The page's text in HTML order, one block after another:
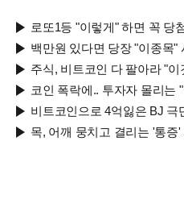
로또1등 "이렇게" 하면 꼭 당
백만원 있다면 당장 "이종목" 사
주식, 비트코인 다 팔아라 "이
코인 폭락에.. 투자자 몰리는 "이
비트코인으로 4억잃은 BJ
목, 어깨 뭉치고 결리는 '통증'